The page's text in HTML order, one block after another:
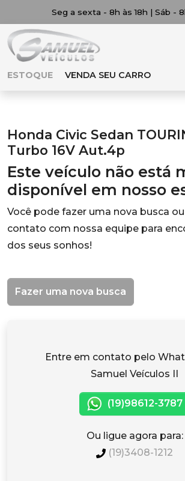
Seg a sexta - 8h às 18h | Sáb -
ESTOQUE VENDA SEU CARRO
Honda Civic Sedan
Turbo 16V Aut.4p
Este veículo não está
disponível em nosso
Você pode fazer uma nova busca
contato com nossa equipe para
dos seus sonhos!
Fazer uma nova busca
Entre em contato pelo
Samuel Veículos II
(19)98612-3787
Ou ligue agora para:
(19)3408-1212